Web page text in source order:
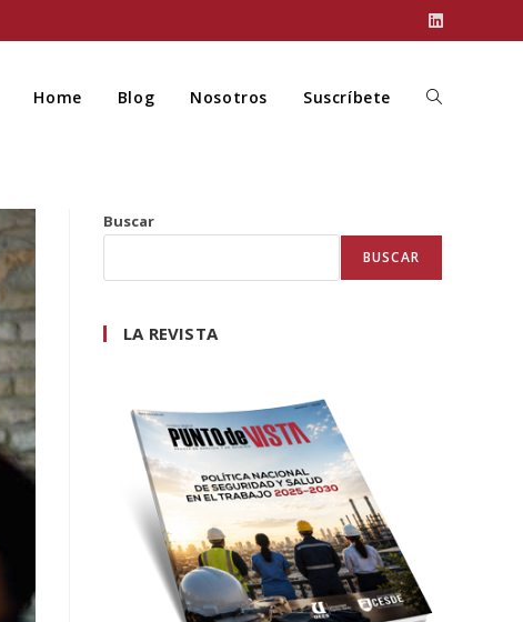
Home Blog Nosotros Suscríbete
Buscar
BUSCAR
LA REVISTA